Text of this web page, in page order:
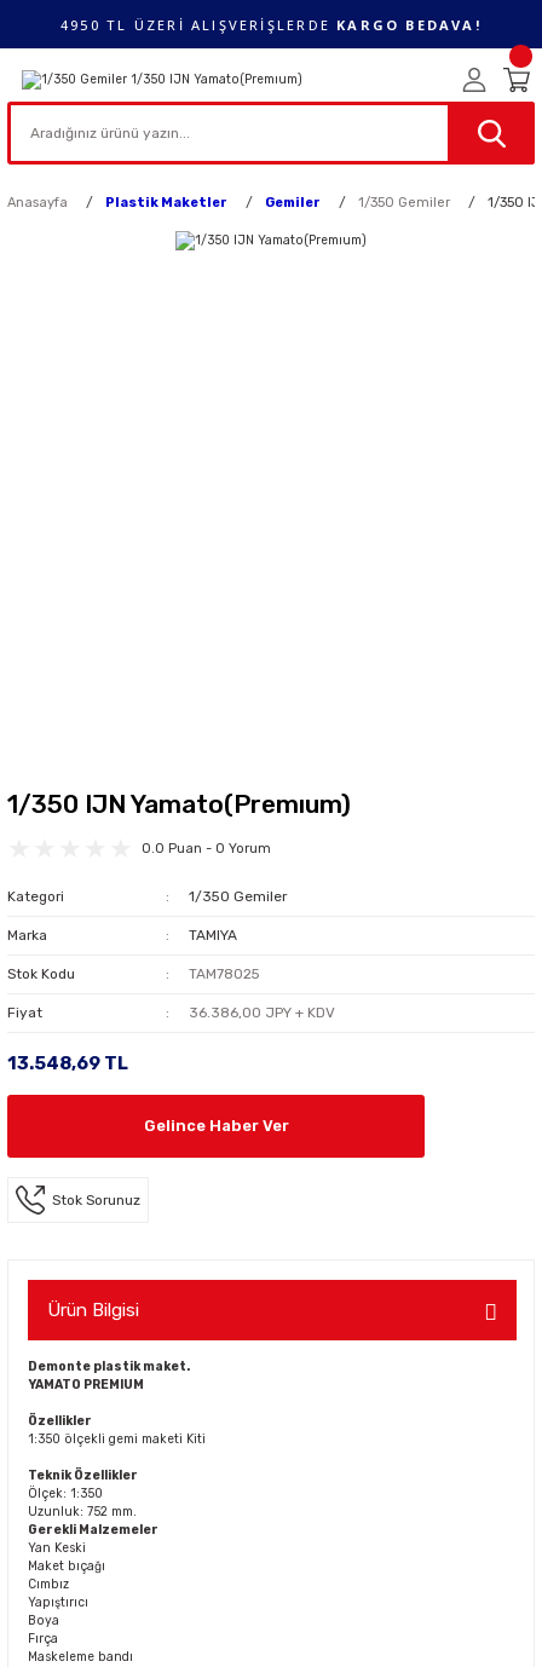
4950 TL ÜZERİ ALIŞVERİŞLERDE KARGO BEDAVA!
Anasayfa Plastik Maketler Gemiler 1/350 Gemiler 1/350
1/350 IJN Yamato(Premıum)
0.0 Puan - 0 Yorum
Kategori 1/350 Gemiler
Marka TAMIYA
Stok Kodu TAM78025
Fiyat 36.386,00 JPY + KDV
13.548,69 TL
Gelince Haber Ver
Stok Sorunuz
Ürün Bilgisi
Demonte plastik maket.
YAMATO PREMIUM
Özellikler
1:350 ölçekli gemi maketi Kiti
Teknik Özellikler
Ölçek: 1:350
Uzunluk: 752 mm.
Gerekli Malzemeler
Yan Keski
Maket bıçağı
Cımbız
Yapıştırıcı
Boya
Fırça
Maskeleme bandı